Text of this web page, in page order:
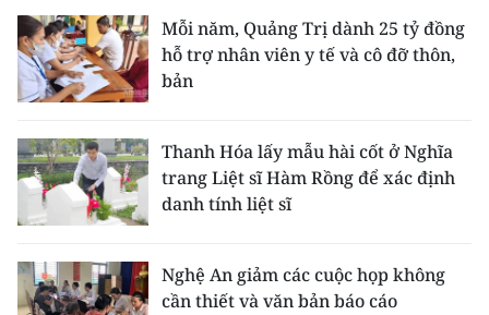
Mỗi năm, Quảng Trị dành 25 tỷ đồng
hỗ trợ nhân viên y tế và cô đỡ thôn,
bản
Thanh Hóa lấy mẫu hài cốt ở Nghĩa
trang Liệt sĩ Hàm Rồng để xác định
danh tính liệt sĩ
Nghệ An giảm các cuộc họp không
cần thiết và văn bản báo cáo